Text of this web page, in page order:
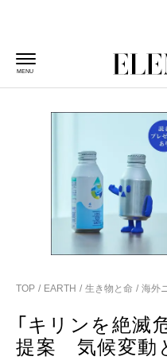
MENU
TOP EARTH 生き物と命 海外
「キリンを絶滅
提案 気候変動